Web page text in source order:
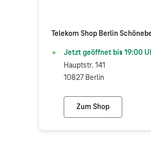
Telekom Shop Berlin
Jetzt geöffnet bis 19:00
Hauptstr. 141
10827 Berlin
Zum Shop
Telekom Shop